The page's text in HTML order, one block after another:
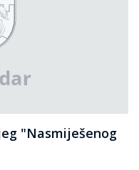
"Nasmiješenog